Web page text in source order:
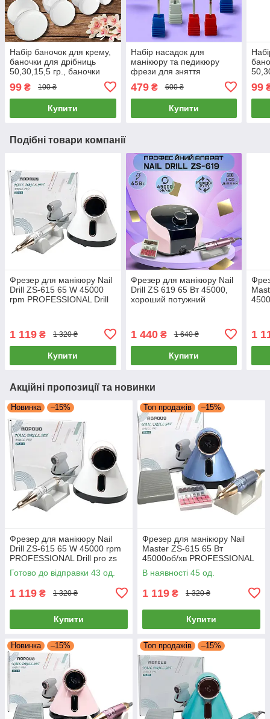
Набір баночок для крему,
баночки для дрібниць
50,30,15,5 гр., баночки
99 ₴ 100 ₴
Купити
Набір насадок для
манікюру та педикюру
фрези для зняття
основа метал для стоп +
файли
479₴ 600 ₴
Купити
99
Подібні товари компанії
Фрезер для манікюру Nail
Drill ZS-615 65 W 45000
rpm PROFESSIONAL Drill
1 119 ₴ 1 320 ₴
Купити
Фрезер для манікюру Nail
Drill ZS 619 65 Вт 45000,
хороший потужний
1 440₴ 1 640 ₴
Купити
1
Акційні пропозиції та новинки
Новинка –15%
Фрезер для манікюру Nail
Drill ZS-615 65 W 45000 rpm
PROFESSIONAL Drill pro zs
615
Готово до відправки 43 од.
1 119 ₴ 1 320 ₴
Купити
Топ продажів –15%
Фрезер для манікюру Nail
Master ZS-615 65 Вт
45000об/хв PROFESSIONAL
Drill pro zs 615 фреза
манікюрна
В наявності 45 од.
1 119 ₴ 1 320 ₴
Купити
Новинка –15% Топ продажів –15%